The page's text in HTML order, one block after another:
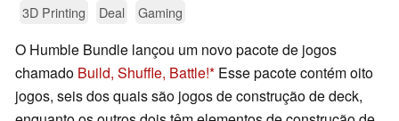
3D Printing Deal Gaming
O Humble Bundle lançou um novo pacote de jogos
chamado Build, Shuffle, Battle! Esse pacote contém oito
jogos, seis dos quais são jogos de construção de deck,